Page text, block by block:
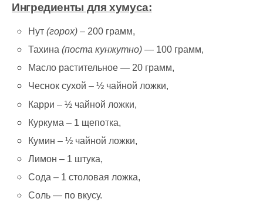
Ингредиенты для хумуса:
Нут(горох) – 200 грамм,
Тахина(поста кунжутно) — 100 грамм,
Масло растительное — 20 грамм,
Чеснок сухой – ½ чайной ложки,
Карри – ½ чайной ложки,
Куркума – 1 щепотка,
Кумин – ½ чайной ложки,
Лимон – 1 штука,
Сода – 1 столовая ложка,
Соль — по вкусу.